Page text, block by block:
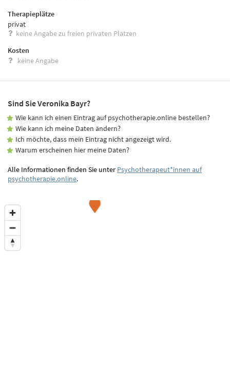
Therapieplätze
privat
keine Angabe zu freien privaten Plätzen
Kosten
keine Angabe
Sind Sie Veronika Bayr?
Wie kann ich einen Eintrag auf psychotherapie.online bestellen?
Wie kann ich meine Daten ändern?
Ich möchte, dass mein Eintrag nicht angezeigt wird.
Warum erscheinen hier meine Daten?
Alle Informationen finden Sie unter Psychotherapeut*innen auf
psychotherapie.online.